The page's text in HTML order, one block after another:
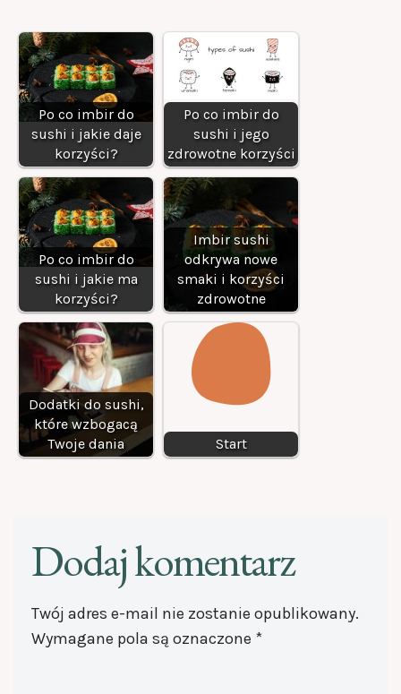
Po co imbir do
sushi i jakie daje
korzyści?
Po co imbir do
sushi i jego
zdrowotne korzyści
Po co imbir do
sushi i jakie ma
korzyści?
Imbir sushi
odkrywa nowe
smaki i korzyści
zdrowotne
Dodatki do sushi,
które wzbogacą
Twoje dania
Start
Dodaj komentarz
Twój adres e-mail nie zostanie opublikowany.
Wymagane pola są oznaczone *